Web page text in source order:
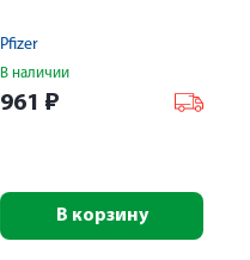
Pfizer
В наличии
961 ₽
В корзину